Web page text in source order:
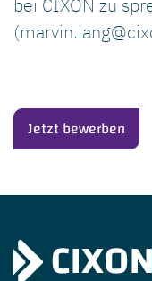
Jetzt bewerben